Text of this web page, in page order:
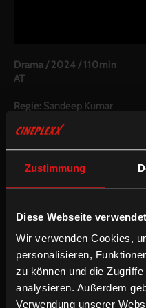
Zustimmung
Diese Webseite
Wir verwenden Cookies,
personalisieren,
zu können und die
analysieren. Außerdem
Verwendung unserer
Drama / 2024 / 110min
AT
Regie: Sandeep Kumar
Kamera:Christian Haake,
Schnitt:Claudia Linzer
Sahidur
Shirin Grace, Adam Sandhu,
Manfred Fuchs, Christian
Inkludierte
Mehrsprachige OV mit
Mehrsprachige OV mit
/ /Neu
Filmpreis 2026